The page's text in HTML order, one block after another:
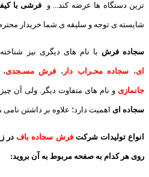
ترین دستگاه ها عرضه کند... و فرشی با
شایسته ی توجه و سلیقه ی شما خریدار محترم
سجاده فرش با نام های دیگری نیز
ای، سجاده محـراب دار ، فرش مسـجدی
جانمازی و نام های متفاوت دیگر. ولی آن
سجاده ای اهمیت دارد؛ علاوه بر داشتن نامی
انواع تولیدات شرکتفرش سجاده بافدر
روی هر کدام به صفحه مربوط به آن بروید: